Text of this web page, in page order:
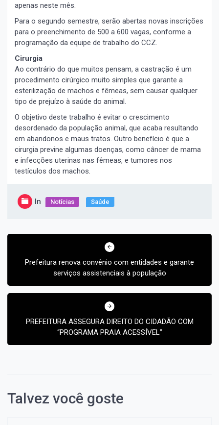
apenas neste mês.
Para o segundo semestre, serão abertas novas inscrições
para o preenchimento de 500 a 600 vagas, conforme a
programação da equipe de trabalho do CCZ.
Cirurgia
Ao contrário do que muitos pensam, a castração é um
procedimento cirúrgico muito simples que garante a
esterilização de machos e fêmeas, sem causar qualquer
tipo de prejuízo à saúde do animal.
O objetivo deste trabalho é evitar o crescimento
desordenado da população animal, que acaba resultando
em abandonos e maus tratos. Outro benefício é que a
cirurgia previne algumas doenças, como câncer de mama
e infecções uterinas nas fêmeas, e tumores nos
testículos dos machos.
In Notícias Saúde
Navegação
PostPrefeitura renova convênio com entidades e garante
serviços assistenciais à população
PREFEITURA ASSEGURA DIREITO DO CIDADÃO COM
“PROGRAMA PRAIA ACESSÍVEL”
Talvez você goste